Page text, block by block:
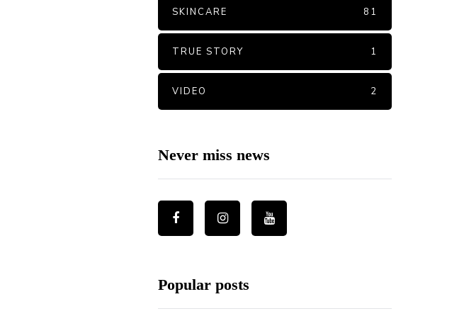
SKINCARE 81
TRUE STORY 1
VIDEO 2
Never miss news
Popular posts